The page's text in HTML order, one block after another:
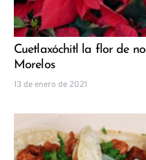
Cuetlaxóchitl la flor de
Morelos
13 de enero de 2021